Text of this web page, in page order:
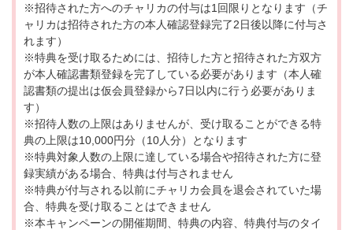
※招待された方へのチャリカの付与は1回限りとなります（チ
ャリカは招待された方の本人確認登録完了2日後以降に付与さ
れます）
※特典を受け取るためには、招待した方と招待された方双方
が本人確認書類登録を完了している必要があります（本人確
認書類の提出は仮会員登録から7日以内に行う必要がありま
す）
※招待人数の上限はありませんが、受け取ることができる特
典の上限は10,000円分（10人分）となります
※特典対象人数の上限に達している場合や招待された方に登
録実績がある場合、特典は付与されません
※特典が付与される以前にチャリカ会員を退会されていた場
合、特典を受け取ることはできません
※本キャンペーンの開催期間、特典の内容、特典付与のタイ